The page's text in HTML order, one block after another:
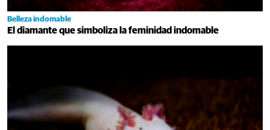
Belleza indomable
El diamante que simboliza la feminidad indomable